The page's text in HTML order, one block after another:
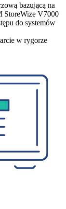
bazującą na
StoreWize V7000
do systemów
w rygorze